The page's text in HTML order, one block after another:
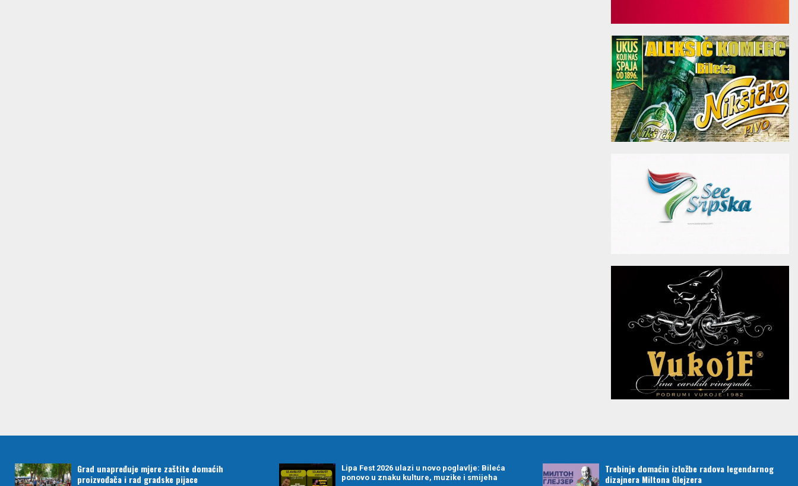
Grad unapređuje mjere zaštite domaćih
proizvođača i rad gradske pijace
Lipa Fest 2026 ulazi u novo poglavlje: Bileća
ponovo u znaku kulture, muzike i smijeha
Trebinje domaćin izložbe radova legendarnog
dizajnera Miltona Glejzera